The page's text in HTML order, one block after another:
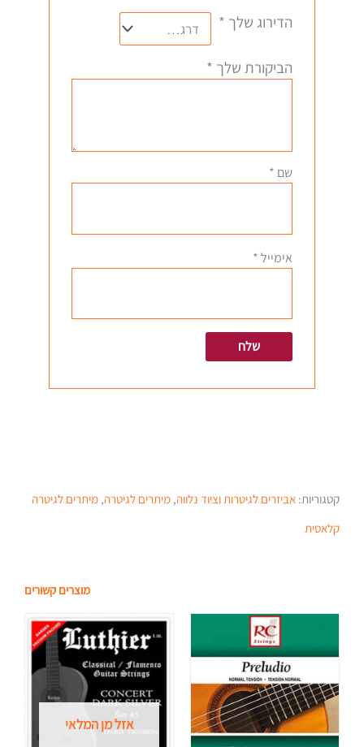
הדירוג שלך *
הביקורת שלך *
שם *
אימייל*
קטגוריות: אביזרים לגיטרות וציוד נלווה, מיתרים לגיטרה, מיתרים לגיטרה
קלאסית
מוצרים קשורים
אזל מן המלאי